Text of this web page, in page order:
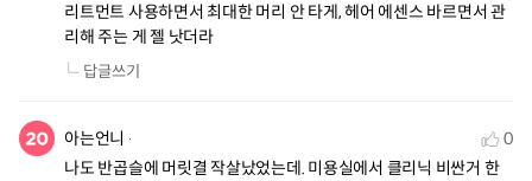
리트먼트 사용하면서 최대한 머리 안 타게, 헤어 에센스 바르면서 관
리해 주는 게 젤 낫더라
답글쓰기
아는언니
0
나도 반곱슬에 머릿결 작살났었는데. 미용실에서 클리닉 비싼거 한